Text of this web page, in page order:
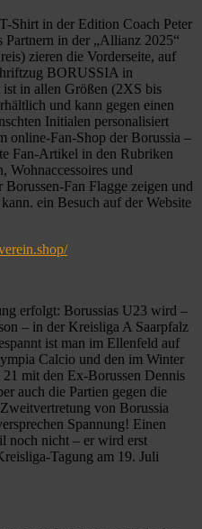
Shirt in der Edition Coach Peter
in der „Allianz 2025“
zieren die Vorderseite, auf
BORUSSIA in
in allen Größen (2XS bis
und kann gegen einen
Initialen personalisiert
online-Fan-Shop der Borussia –
Fan-Artikel in den Rubriken
Wohnaccessoires und
Fan Flagge zeigen und
ein Besuch auf der Website
erfolgt: Borussias U23 wird –
– in der Kreisliga A Saarpfalz
ist man im Ellenfeld auf
Calcio und den im Winter
mit den Ex-Borussen Dennis
auch die Partien gegen die
von Borussia
Spannung! Einen
noch nicht – er wird erst
Tagung am 19. Juli